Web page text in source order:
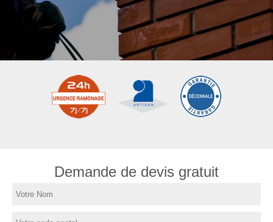
Demande de devis gratuit